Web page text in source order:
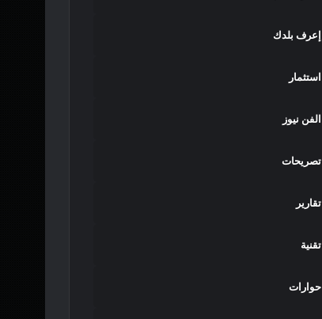
إعرف بلدك
استثمار
الفن نيوز
تصريحات
تقارير
تقنية
حوارات